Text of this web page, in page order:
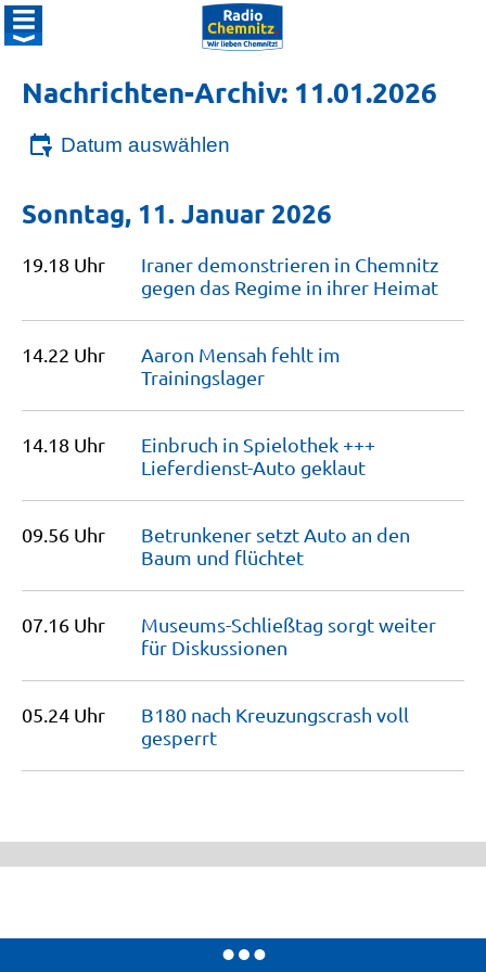
Nachrichten-Archiv: 11.01.2026
Datum auswählen
Sonntag, 11. Januar 2026
19.18 Uhr
Iraner demonstrieren in Chemnitz
gegen das Regime in ihrer Heimat
14.22 Uhr
Aaron Mensah fehlt im
Trainingslager
14.18 Uhr
Einbruch in Spielothek +++
Lieferdienst-Auto geklaut
09.56 Uhr
Betrunkener setzt Auto an den
Baum und flüchtet
07.16 Uhr
Museums-Schließtag sorgt weiter
für Diskussionen
05.24 Uhr
B180 nach Kreuzungscrash voll
gesperrt